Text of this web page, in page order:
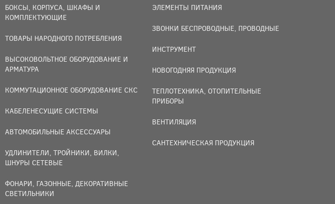
БОКСЫ, КОРПУСА, ШКАФЫ И
КОМПЛЕКТУЮЩИЕ
ТОВАРЫ НАРОДНОГО ПОТРЕБЛЕНИЯ
ВЫСОКОВОЛЬТНОЕ ОБОРУДОВАНИЕ И
АРМАТУРА
КОММУТАЦИОННОЕ ОБОРУДОВАНИЕ СКС
КАБЕЛЕНЕСУЩИЕ СИСТЕМЫ
АВТОМОБИЛЬНЫЕ АКСЕССУАРЫ
УДЛИНИТЕЛИ, ТРОЙНИКИ, ВИЛКИ,
ШНУРЫ СЕТЕВЫЕ
ФОНАРИ, ГАЗОННЫЕ, ДЕКОРАТИВНЫЕ
СВЕТИЛЬНИКИ
ЭЛЕМЕНТЫ ПИТАНИЯ
ЗВОНКИ БЕСПРОВОДНЫЕ, ПРОВОДНЫЕ
ИНСТРУМЕНТ
НОВОГОДНЯЯ ПРОДУКЦИЯ
ТЕПЛОТЕХНИКА, ОТОПИТЕЛЬНЫЕ
ПРИБОРЫ
ВЕНТИЛЯЦИЯ
САНТЕХНИЧЕСКАЯ ПРОДУКЦИЯ